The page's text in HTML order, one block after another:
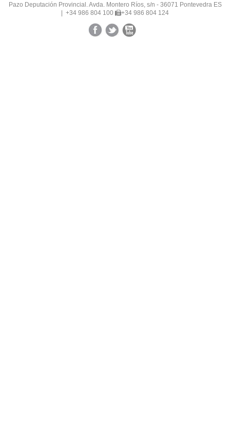
Pazo Deputación Provincial. Avda. Montero Ríos, s/n - 36071 Pontevedra ES
| +34 986 804 100
+34 986 804 124
FacebookTwitterYouTube